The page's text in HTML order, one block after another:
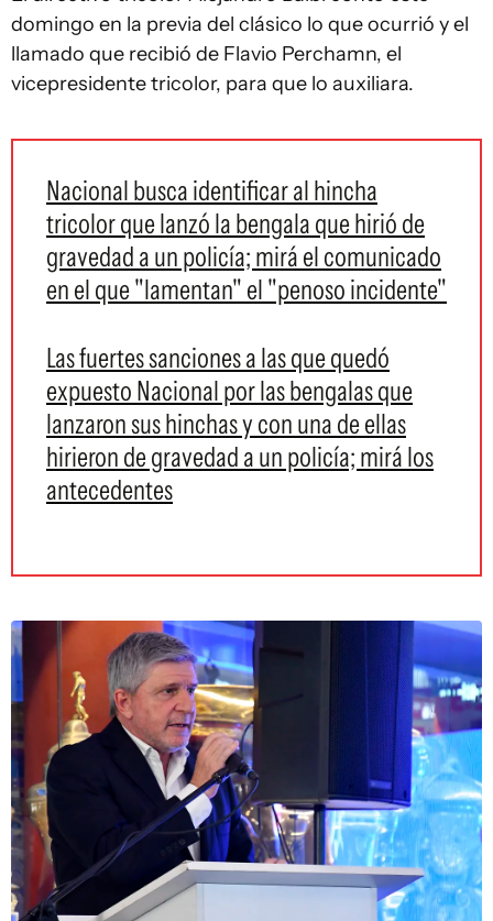
domingo en la previa del clásico lo que ocurrió y el
llamado que recibió de Flavio Perchamn, el
vicepresidente tricolor, para que lo auxiliara.
Nacional busca identificar al hincha
tricolor que lanzó la bengala que hirió de
gravedad a un policía; mirá el comunicado
en el que "lamentan" el "penoso incidente"
Las fuertes sanciones a las que quedó
expuesto Nacional por las bengalas que
lanzaron sus hinchas y con una de ellas
hirieron de gravedad a un policía; mirá los
antecedentes